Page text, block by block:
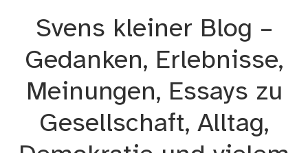
Svens kleiner Blog –
Gedanken, Erlebnisse,
Meinungen, Essays zu
Gesellschaft, Alltag,